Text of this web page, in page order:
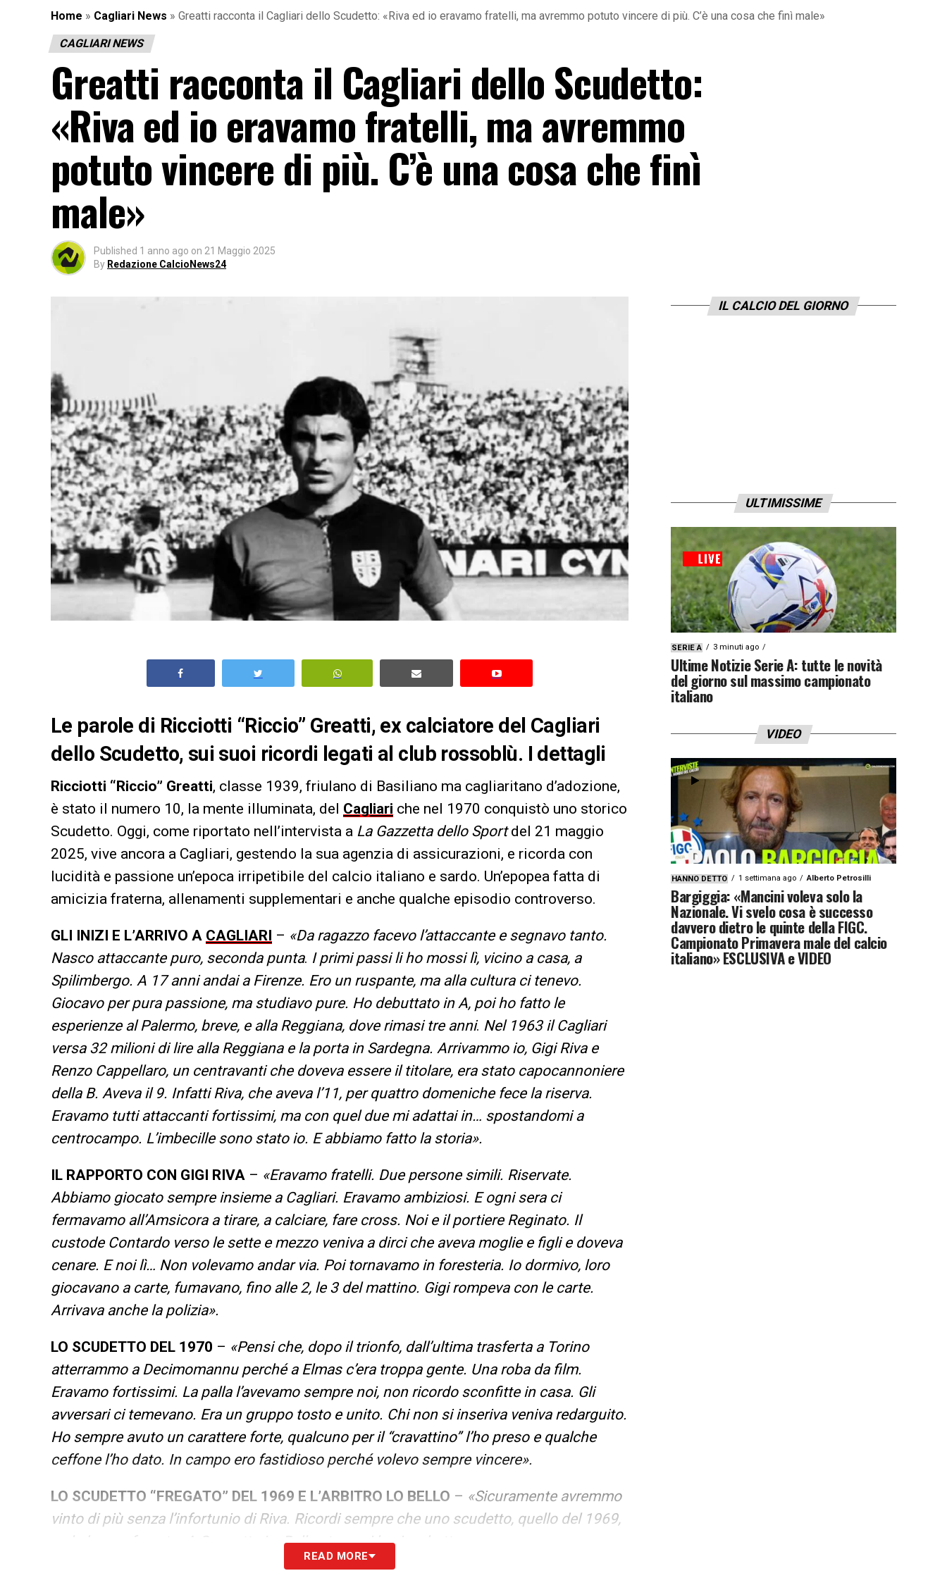
Home » Cagliari News » Greatti racconta il Cagliari dello Scudetto: «Riva ed io eravamo fratelli, ma avremmo potuto vincere di più. C’è una cosa che finì male»
CAGLIARI NEWS
Greatti racconta il Cagliari dello Scudetto:
«Riva ed io eravamo fratelli, ma avremmo
potuto vincere di più. C’è una cosa che finì
male»
Published 1 anno ago on 21 Maggio 2025
By Redazione CalcioNews24
Le parole di Ricciotti “Riccio” Greatti, ex calciatore del Cagliari
dello Scudetto, sui suoi ricordi legati al club rossoblù. I dettagli
Ricciotti “Riccio” Greatti, classe 1939, friulano di Basiliano ma cagliaritano d’adozione,
è stato il numero 10, la mente illuminata, del Cagliari che nel 1970 conquistò uno storico
Scudetto. Oggi, come riportato nell’intervista a La Gazzetta dello Sportdel 21 maggio
2025, vive ancora a Cagliari, gestendo la sua agenzia di assicurazioni, e ricorda con
lucidità e passione un’epoca irripetibile del calcio italiano e sardo. Un’epopea fatta di
amicizia fraterna, allenamenti supplementari e anche qualche episodio controverso.
GLI INIZI E L’ARRIVO A CAGLIARI – «Da ragazzo facevo l’attaccante e segnavo tanto.
Nasco attaccante puro, seconda punta. I primi passi li ho mossi lì, vicino a casa, a
Spilimbergo. A 17 anni andai a Firenze. Ero un ruspante, ma alla cultura ci tenevo.
Giocavo per pura passione, ma studiavo pure. Ho debuttato in A, poi ho fatto le
esperienze al Palermo, breve, e alla Reggiana, dove rimasi tre anni. Nel 1963 il Cagliari
versa 32 milioni di lire alla Reggiana e la porta in Sardegna. Arrivammo io, Gigi Riva e
Renzo Cappellaro, un centravanti che doveva essere il titolare, era stato capocannoniere
della B. Aveva il 9. Infatti Riva, che aveva l’11, per quattro domeniche fece la riserva.
Eravamo tutti attaccanti fortissimi, ma con quel due mi adattai in… spostandomi a
centrocampo. L’imbecille sono stato io. E abbiamo fatto la storia».
IL RAPPORTO CON GIGI RIVA – «Eravamo fratelli. Due persone simili. Riservate.
Abbiamo giocato sempre insieme a Cagliari. Eravamo ambiziosi. E ogni sera ci
fermavamo all’Amsicora a tirare, a calciare, fare cross. Noi e il portiere Reginato. Il
custode Contardo verso le sette e mezzo veniva a dirci che aveva moglie e figli e doveva
cenare. E noi lì… Non volevamo andar via. Poi tornavamo in foresteria. Io dormivo, loro
giocavano a carte, fumavano, fino alle 2, le 3 del mattino. Gigi rompeva con le carte.
Arrivava anche la polizia».
LO SCUDETTO DEL 1970 – «Pensi che, dopo il trionfo, dall’ultima trasferta a Torino
atterrammo a Decimomannu perché a Elmas c’era troppa gente. Una roba da film.
Eravamo fortissimi. La palla l’avevamo sempre noi, non ricordo sconfitte in casa. Gli
avversari ci temevano. Era un gruppo tosto e unito. Chi non si inseriva veniva redarguito.
Ho sempre avuto un carattere forte, qualcuno per il “cravattino” l’ho preso e qualche
ceffone l’ho dato. In campo ero fastidioso perché volevo sempre vincere».
LO SCUDETTO “FREGATO” DEL 1969 E L’ARBITRO LO BELLO – «Sicuramente avremmo
vinto di più senza l’infortunio di Riva. Ricordi sempre che uno scudetto, quello del 1969,
ce lo hanno fregato. A Concetto Lo Bello strappai la giacchetta nera».
READ MORE
IL CALCIO DEL GIORNO
ULTIMISSIME
SERIE A 3 minuti ago
Ultime Notizie Serie A: tutte le novità
del giorno sul massimo campionato
italiano
VIDEO
HANNO DETTO 1 settimana ago Alberto Petrosilli
Bargiggia: «Mancini voleva solo la
Nazionale. Vi svelo cosa è successo
davvero dietro le quinte della FIGC.
Campionato Primavera male del calcio
italiano» ESCLUSIVA e VIDEO